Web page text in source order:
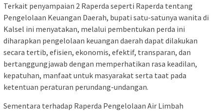
Terkait penyampaian 2 Raperda seperti Raperda tentang
Pengelolaan Keuangan Daerah, bupati satu-satunya wanita di
Kalsel ini menyatakan, melalui pembentukan perda ini
diharapkan pengelolaan keuangan daerah dapat dilakukan
secara tertib, efisien, ekonomis, efektif, transparan, dan
bertanggungjawab dengan memperhatikan rasa keadilan,
kepatuhan, manfaat untuk masyarakat serta taat pada
ketentuan peraturan perundang-undangan.
Sementara terhadap Raperda Pengelolaan Air Limbah